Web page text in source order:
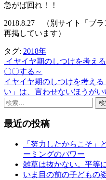
急がば回れ！！
2018.8.27 （別サイト「ブ
再掲しています）
タグ: 2018年
投
稿
ナ
ビ
ゲ
イヤイヤ期のしつけを考
〇〇する～
イヤイヤ期のしつけを考
い」は、言わせないほうがい
検
最近の投稿
「努力したからこそ」
ーミングのパワー
雑草は抜かない。平等
いま目の前の子どもの